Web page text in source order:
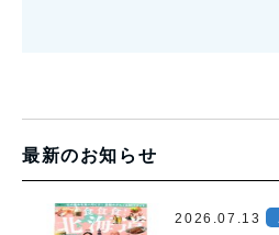
最新のお知らせ
2026.07.13